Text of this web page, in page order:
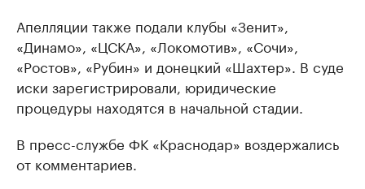
Апелляции также подали клубы «Зенит»,
«Динамо», «ЦСКА», «Локомотив», «Сочи»,
«Ростов», «Рубин» и донецкий «Шахтер». В суде
иски зарегистрировали, юридические
процедуры находятся в начальной стадии.
В пресс-службе ФК «Краснодар» воздержались
от комментариев.